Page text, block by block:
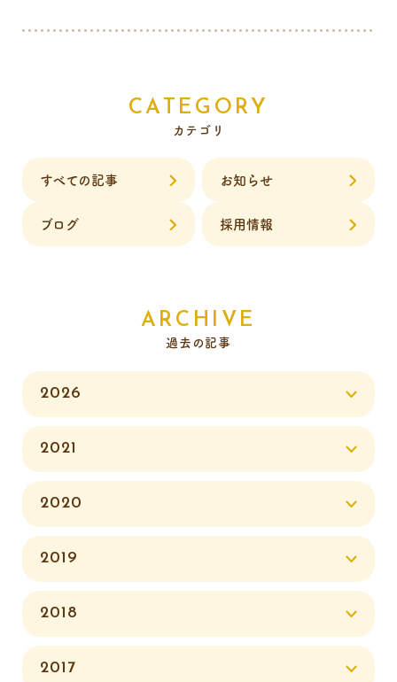
CATEGORY
カテゴリ
すべての記事 お知らせ
ブログ 採用情報
ARCHIVE
過去の記事
2026
2021
2020
2019
2018
2017